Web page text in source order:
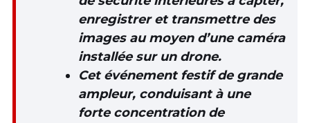
enregistrer et transmettre des
images au moyen d’une caméra
installée sur un drone.
Cet événement festif de grande
ampleur, conduisant à une
forte concentration de